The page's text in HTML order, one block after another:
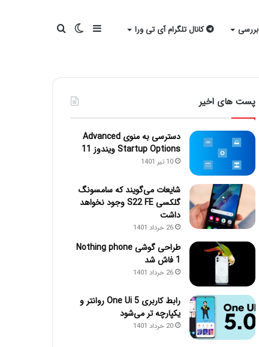
بررسی کانال تلگرام آی تی ورا تغییرسایدبار
پست های اخیر
دسترسی به منوی Advanced
Startup Options ویندوز 11
10 تیر 1401
شایعات می‌گویند که سامسونگ
گلکسی S22 FE وجود نخواهد
داشت
26 خرداد 1401
طراحی گوشی Nothing phone
1 فاش شد
26 خرداد 1401
رابط کاربری One Ui 5 روانتر و
یکپارچه تر می‌شود
20 خرداد 1401